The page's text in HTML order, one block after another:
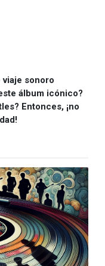
sonoro
álbum icónico?
Entonces, ¡no